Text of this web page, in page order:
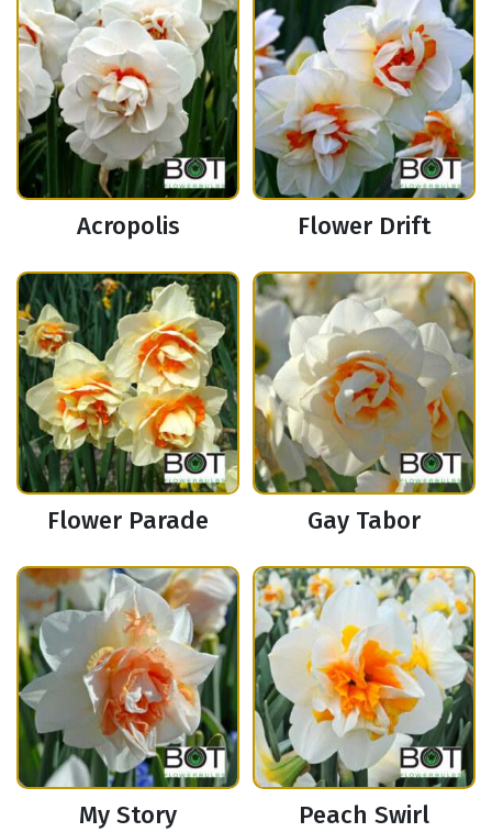
Acropolis Flower Drift
Flower Parade Gay Tabor
My Story Peach Swirl